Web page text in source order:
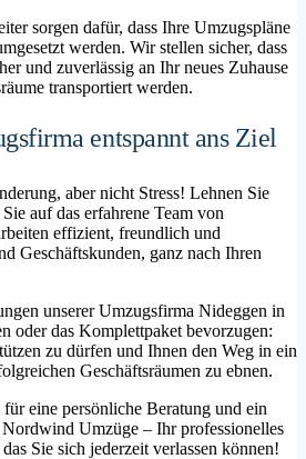
sorgen dafür, dass Ihre Umzugspläne
werden. Wir stellen sicher, dass
und zuverlässig an Ihr neues Zuhause
transportiert werden.
entspannt ans Ziel
aber nicht Stress! Lehnen Sie
auf das erfahrene Team von
effizient, freundlich und
Geschäftskunden, ganz nach Ihren
unserer Umzugsfirma Nideggen in
oder das Komplettpaket bevorzugen:
zu dürfen und Ihnen den Weg in ein
Geschäftsräumen zu ebnen.
eine persönliche Beratung und ein
Umzüge – Ihr professionelles
Sie sich jederzeit verlassen können!